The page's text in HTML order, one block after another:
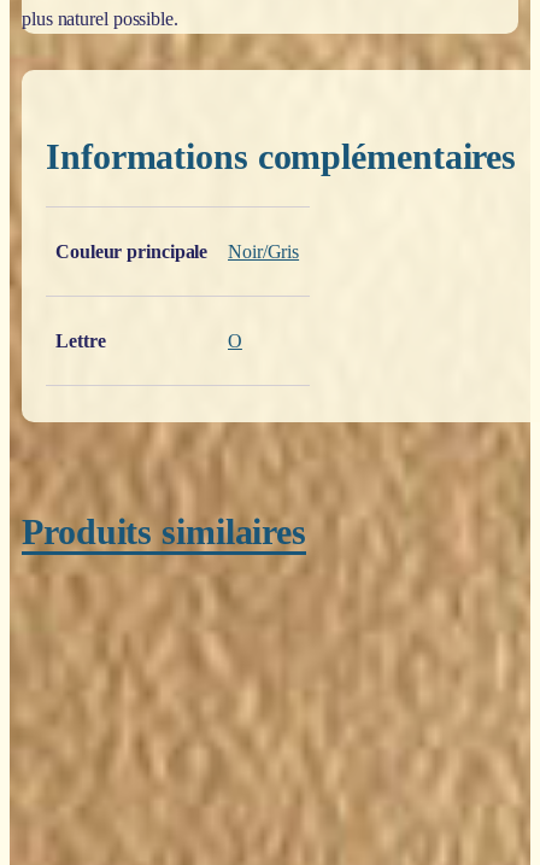
plus naturel possible.
Informations complémentaires
Couleur principale
Noir/Gris
Lettre O
Produits similaires